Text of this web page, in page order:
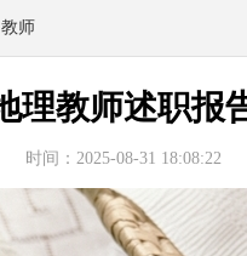
教师
理教师述职报
时间：2025-08-31 18:08:22